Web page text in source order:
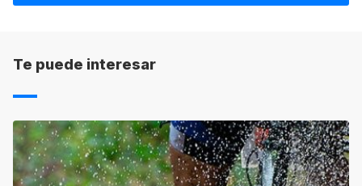
fraccionar el pago.
Te puede interesar